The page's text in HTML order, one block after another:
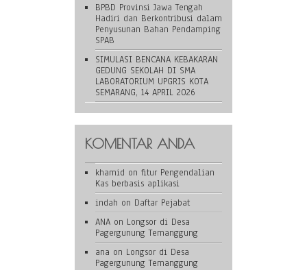
BPBD Provinsi Jawa Tengah
Hadiri dan Berkontribusi dalam
Penyusunan Bahan Pendamping
SPAB
SIMULASI BENCANA KEBAKARAN
GEDUNG SEKOLAH DI SMA
LABORATORIUM UPGRIS KOTA
SEMARANG, 14 APRIL 2026
KOMENTAR ANDA
khamid on fitur Pengendalian
Kas berbasis aplikasi
indah on Daftar Pejabat
ANA on Longsor di Desa
Pagergunung Temanggung
ana on Longsor di Desa
Pagergunung Temanggung